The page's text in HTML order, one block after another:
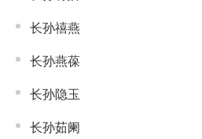
长孙禧燕
长孙燕葆
长孙隐玉
长孙茹阑